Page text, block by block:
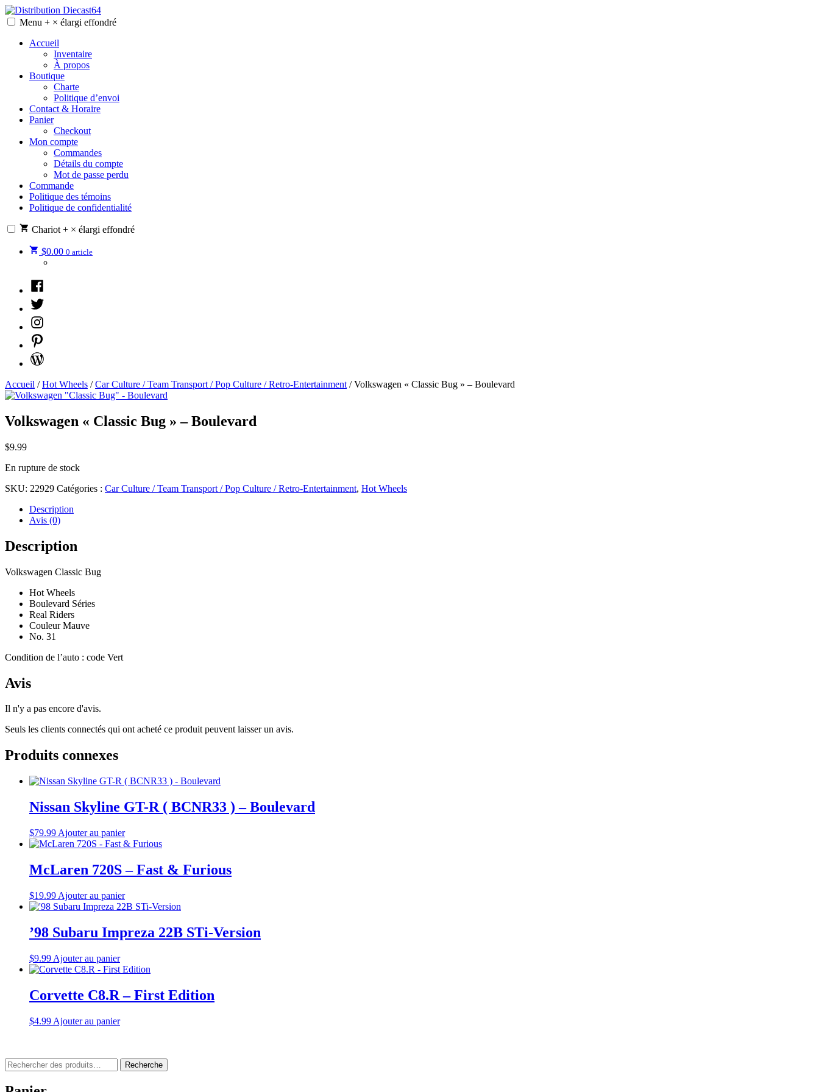
Skip
to
Distribution Diecast64
Une passion, un mode de vie.
Menu + × élargi effondré
Accueil
Inventaire
À propos
Boutique
Charte
Politique d’envoi
Contact & Horaire
Panier
Checkout
Mon compte
Commandes
Détails du compte
Mot de passe perdu
Commande
Politique des témoins
Politique de confidentialité
Chariot + × élargi effondré
$0.00 0 article
Facebook
Twitter
Instagram
Pinterest
WordPress
Accueil /Hot Wheels /Car Culture / Team Transport / Pop Culture / Retro-Entertainment / Volkswagen « Classic Bug » – Boulevard
Volkswagen « Classic Bug » – Boulevard
$9.99
En rupture de stock
SKU: 22929 Catégories : Car Culture / Team Transport / Pop Culture / Retro-Entertainment, Hot Wheels
Description
Avis (0)
Description
Volkswagen Classic Bug
Hot Wheels
Boulevard Séries
Real Riders
Couleur Mauve
No. 31
Condition de l’auto : code Vert
Avis
Il n'y a pas encore d'avis.
Seuls les clients connectés qui ont acheté ce produit peuvent laisser un avis.
Produits connexes
Nissan Skyline GT-R ( BCNR33 ) – Boulevard
$79.99 Ajouter au panier
McLaren 720S – Fast & Furious
$19.99 Ajouter au panier
’98 Subaru Impreza 22B STi-Version
$9.99 Ajouter au panier
Corvette C8.R – First Edition
$4.99 Ajouter au panier
Rechercher
:
Recherche